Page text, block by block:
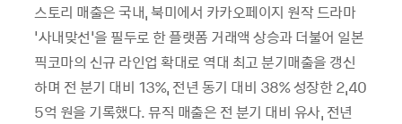
스토리 매출은 국내, 북미에서 카카오페이지 원작 드라마
'사내맞선'을 필두로 한 플랫폼 거래액 상승과 더불어 일본
픽코마의 신규 라인업 확대로 역대 최고 분기매출을 갱신
하며 전 분기 대비 13%, 전년 동기 대비 38% 성장한 2,40
5억 원을 기록했다. 뮤직 매출은 전 분기 대비 유사, 전년